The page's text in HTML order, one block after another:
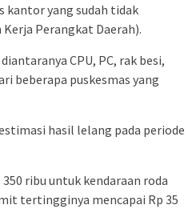
kantor yang sudah tidak
Perangkat Daerah).
CPU, PC, rak besi,
beberapa puskesmas yang
hasil lelang pada periode
ribu untuk kendaraan roda
tertingginya mencapai Rp 35